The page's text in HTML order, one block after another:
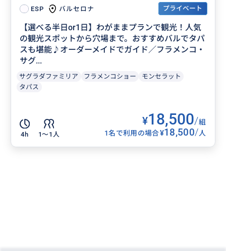
ESP バルセロナ プライベート
【選べる半日or1日】わがままプランで観光！人気
の観光スポットから穴場まで。おすすめバルでタパ
スも堪能♪オーダーメイドでガイド／フラメンコ・
サグ...
サグラダファミリア フラメンコショー
モンセラット
タパス
4h 1〜1人
¥18,500/組
1名で利用の場合¥18,500/人